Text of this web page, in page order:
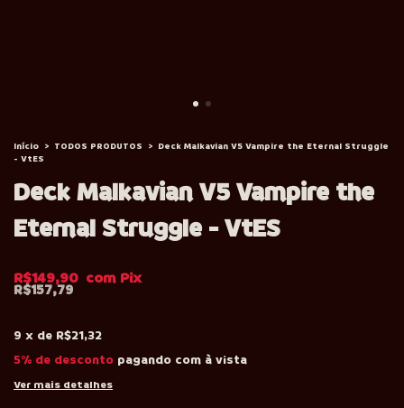
Início > TODOS PRODUTOS > Deck Malkavian V5 Vampire the Eternal Struggle
- VtES
Deck Malkavian V5 Vampire the
Eternal Struggle - VtES
R$157,79
R$149,90
9 x de R$21,32
5% de desconto pagando com à vista
Ver mais detalhes